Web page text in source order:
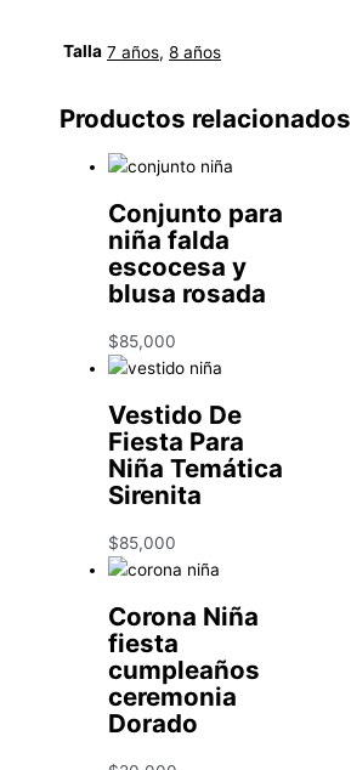
Talla 7 años,8 años
Productos relacionados
Conjunto para
niña falda
escocesa y
blusa rosada
$85,000
Vestido De
Fiesta Para
Niña Temática
Sirenita
$85,000
Corona Niña
fiesta
cumpleaños
ceremonia
Dorado